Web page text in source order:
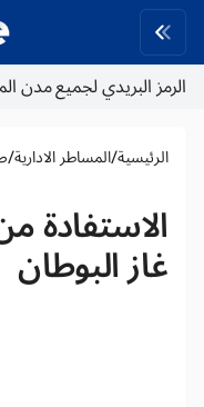
الرمز البريدي لجميع مدن
الرئيسية/المساطر الادارية/
الاستفادة
غاز البوطان